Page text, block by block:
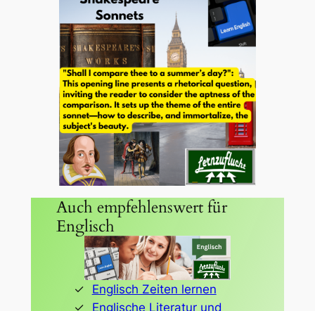
Auch empfehlenswert für
Englisch
Englisch Zeiten lernen
Englische Literatur und